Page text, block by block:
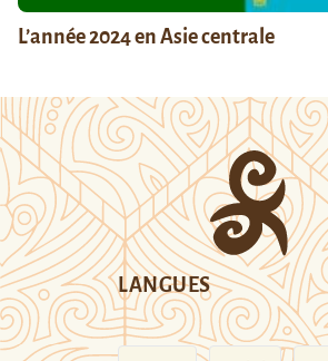
L’année 2024 en Asie centrale
LANGUES